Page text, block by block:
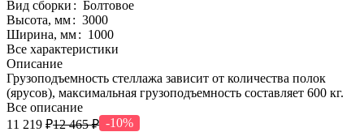
Вид сборки : Болтовое
Высота, мм: 3000
Ширина, мм: 1000
Все характеристики
Описание
Грузоподъемность стеллажа зависит от количества полок
(ярусов), максимальная грузоподъемность составляет 600 кг.
Все описание
11 219 ₽12 465 ₽ -10%